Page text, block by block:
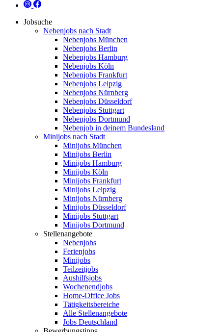
Jobsuche
Nebenjobs nach Stadt
Nebenjobs München
Nebenjobs Berlin
Nebenjobs Hamburg
Nebenjobs Köln
Nebenjobs Frankfurt
Nebenjobs Leipzig
Nebenjobs Nürnberg
Nebenjobs Düsseldorf
Nebenjobs Stuttgart
Nebenjobs Dortmund
Nebenjob in deinem Bundesland
Minijobs nach Stadt
Minijobs München
Minijobs Berlin
Minijobs Hamburg
Minijobs Köln
Minijobs Frankfurt
Minijobs Leipzig
Minijobs Nürnberg
Minijobs Düsseldorf
Minijobs Stuttgart
Minijobs Dortmund
Stellenangebote
Nebenjobs
Ferienjobs
Minijobs
Teilzeitjobs
Aushilfsjobs
Wochenendjobs
Home-Office Jobs
Tätigkeitsbereiche
Alle Stellenangebote
Jobs Deutschland